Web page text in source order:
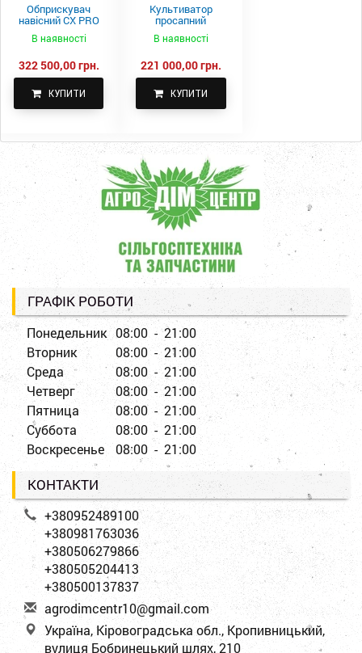
Обприскувач
навісний CX PRO
В наявності
322 500,00 грн.
КУПИТИ
Культиватор
просапний
КПН-5,6-05
В наявності
221 000,00 грн.
КУПИТИ
ГРАФІК РОБОТИ
Понедельник 08:00 - 21:00
Вторник
08:00 - 21:00
Среда
08:00 - 21:00
Четверг
08:00 - 21:00
Пятница
08:00 - 21:00
Суббота
08:00 - 21:00
Воскресенье
08:00 - 21:00
КОНТАКТИ
+380952489100
+380981763036
+380506279866
+380505204413
+380500137837
agrodimcentr10@gmail.com
Україна, Кіровоградська обл., Кропивницький,
вулиця Бобринецький шлях, 210